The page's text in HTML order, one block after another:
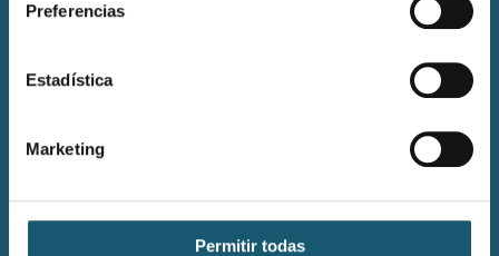
Preferencias
Estadística
Marketing
Permitir todas
Contacto
Email